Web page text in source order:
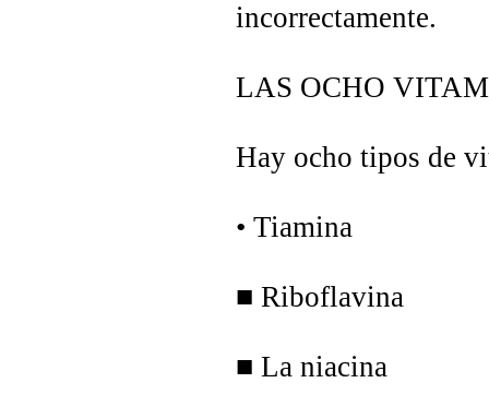
incorrectamente.
LAS OCHO
Hay ocho tipos de
• Tiamina
■ Riboflavina
■ La niacina